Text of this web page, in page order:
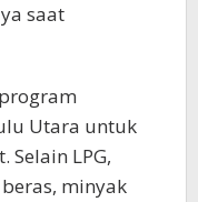
saat
Utara untuk
LPG,
minyak